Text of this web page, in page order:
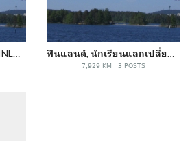
ฟินแลนด์แล้วไปไหน? | FINLAND... AND THEN WHAT? ฟินแลนด์, นักเรียนแลกเปลี่ยน และ MUSEUM CARD ของเธอ
7,929 KM | 3 POSTS